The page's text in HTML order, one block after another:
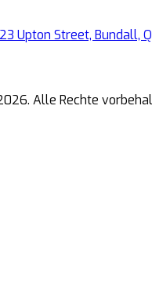
Upton Street, Bundall,
. Alle Rechte